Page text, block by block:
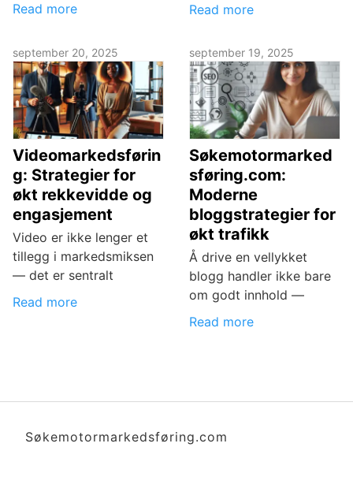
Read more
Read more
september 20, 2025
Videomarkedsførin
g: Strategier for
økt rekkevidde og
engasjement
Video er ikke lenger et
tillegg i markedsmiksen
— det er sentralt
Read more
september 19, 2025
Søkemotormarked
sføring.com:
Moderne
bloggstrategier for
økt trafikk
Å drive en vellykket
blogg handler ikke bare
om godt innhold —
Read more
Søkemotormarkedsføring.com